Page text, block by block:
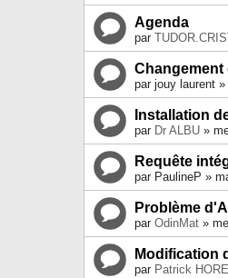
Agenda
par
Changement
par jouy laurent »
Installation
par Dr ALBU »
Requête
par PaulineP »
Problème
par OdinMat »
Modification
par Patrick